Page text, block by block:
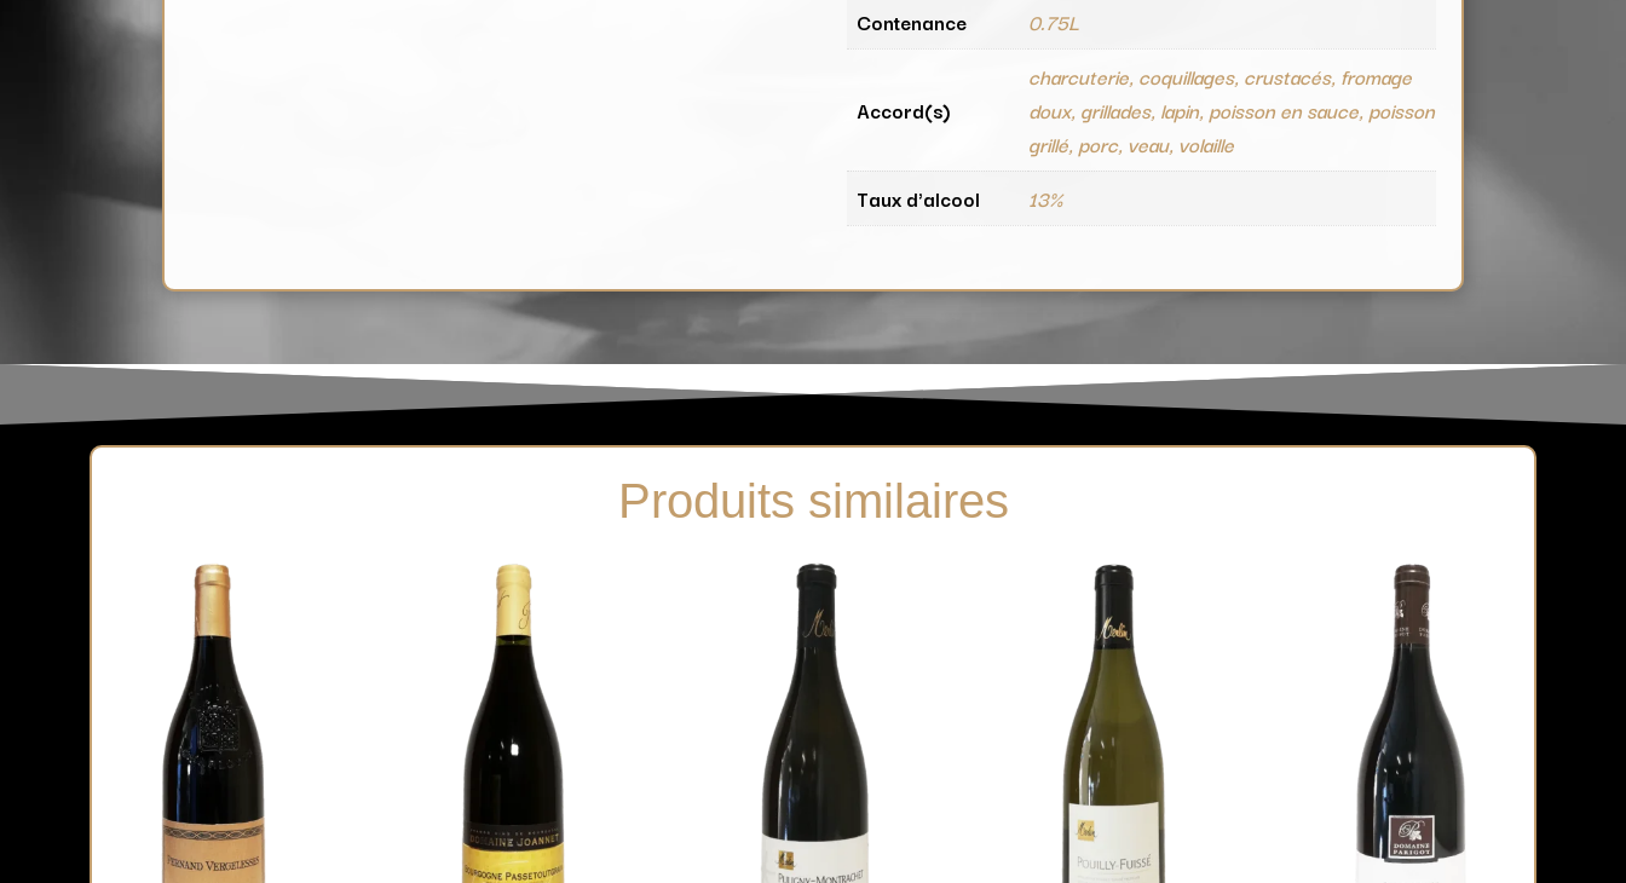
Contenance
0.75L
Accord(s)
charcuterie, coquillages, crustacés, fromage
doux, grillades, lapin, poisson en sauce, poisson
grillé, porc, veau, volaille
Taux d'alcool
13%
Produits similaires